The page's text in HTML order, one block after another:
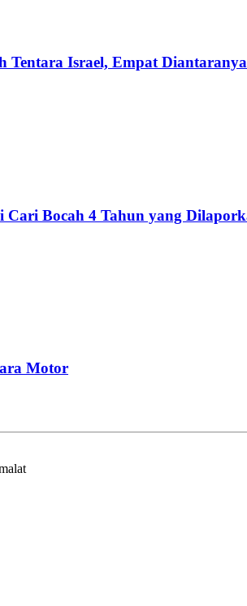
Israel, Empat
Bocah 4 Tahun yang
Motor